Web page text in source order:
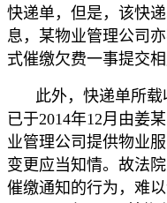
快递单，但是，该快
息，某物业管理公司
式催缴欠费一事提交
此外，快递单所
已于2014年12月由姜
业管理公司提供物业
变更应当知情。故法
催缴通知的行为，难